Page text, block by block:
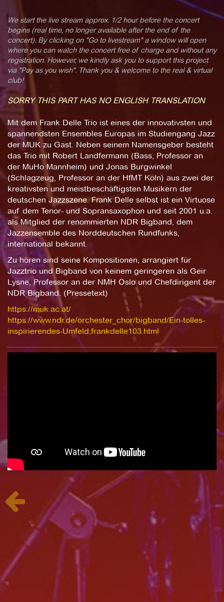
We start the live stream approx. 1/2 hour before the concert
begins (real time, no longer available after the end of the
concert). By clicking on "Go to livestream" a window will open
where you can watch the concert free of charge and without any
registration. However, we kindly ask you to support this project
via "Pay as you wish". Thank you & welcome to the real & virtual
club!
SORRY THIS PART HAS NO ENGLISH TRANSLATION
Mit dem Frank Delle Trio ist eines der innovativsten und
spannendsten Ensembles Europas im Studiengang Jazz
der MUK zu Gast. Neben seinem Namensgeber besteht
das Trio mit Robert Landfermann (Bass, Professor an
der MuHo Mannheim) und Jonas Burgwinkel
(Schlagzeug, Professor an der HfMT Köln) aus zwei der
kreativsten und meistbeschäftigsten Musikern der
deutschen Jazzszene. Frank Delle selbst ist ein Virtuose
auf dem Tenor- und Sopransaxophon und seit 2001 u.a.
als Mitglied der renommierten NDR Bigband, dem
Jazzensemble des Norddeutschen Rundfunks,
international bekannt.
Zu hören sind seine Kompositionen, arrangiert für
Jazztrio und Bigband von keinem geringeren als Geir
Lysne, Professor an der NMH Oslo und Chefdirigent der
NDR Bigband. (Pressetext)
https://muk.ac.at/
https://www.ndr.de/orchester_chor/bigband/Ein-tolles-
inspirierendes-Umfeld,frankdelle103.html